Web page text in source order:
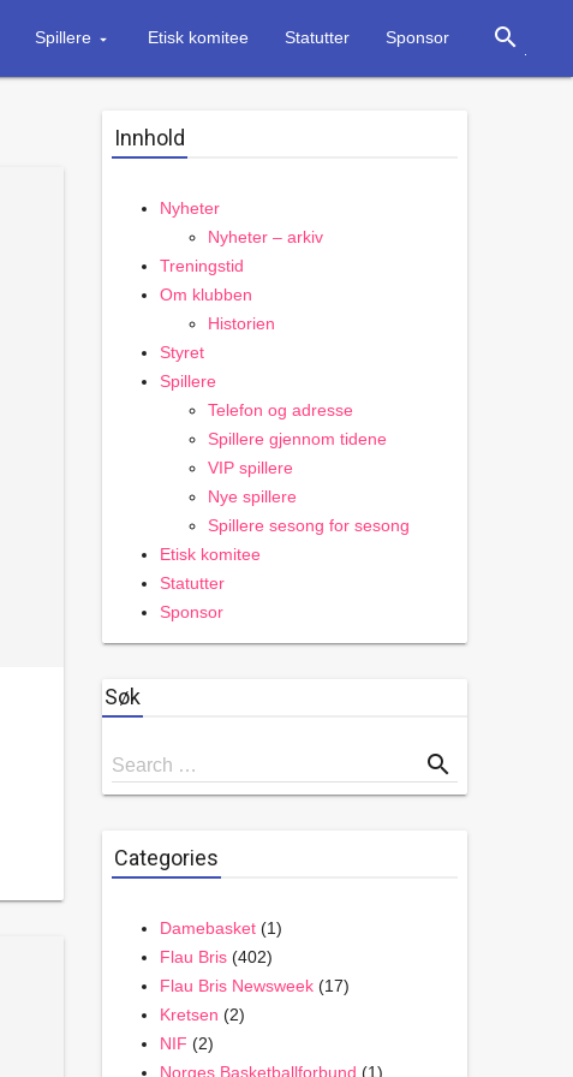
Spillere Etisk komitee Statutter Sponsor search
Innhold
Nyheter
Nyheter – arkiv
Treningstid
Om klubben
Historien
Styret
Spillere
Telefon og adresse
Spillere gjennom tidene
VIP spillere
Nye spillere
Spillere sesong for sesong
Etisk komitee
Statutter
Sponsor
Søk
Search
for
Search … search
Categories
Damebasket (1)
Flau Bris (402)
Flau Bris Newsweek (17)
Kretsen (2)
NIF (2)
Norges Basketballforbund (1)